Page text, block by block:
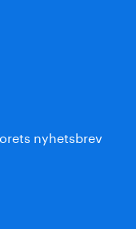
nyhetsbrev